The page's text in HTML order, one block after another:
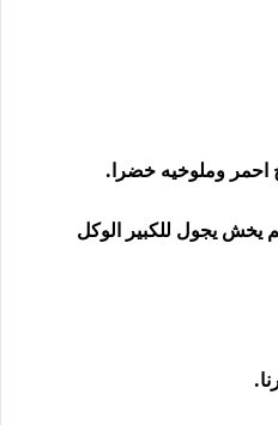
احمر وملوخيه خضرا.
يخش يجول للكبير الوكل